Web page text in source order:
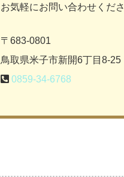
お気軽にお問い合わせくださ
〒683-0801
鳥取県米子市新開6丁目8-25
0859-34-6768